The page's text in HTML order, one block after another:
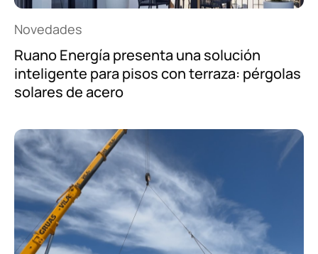
Novedades
Ruano Energía presenta una solución
inteligente para pisos con terraza: pérgolas
solares de acero